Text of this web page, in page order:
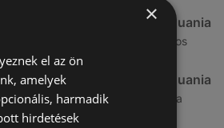
Thomas Philipps Lithuania
Pozsonyi, 9421 Fertőrákos
Thomas Philipps Lithuania
Soproni u, 9495 Kópháza
×
el az ön
amelyek
harmadik
hirdetések